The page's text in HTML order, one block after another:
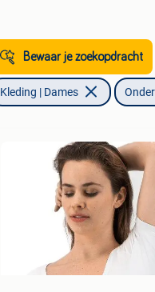
Bewaar je zoekopdracht
Kleding | Dames